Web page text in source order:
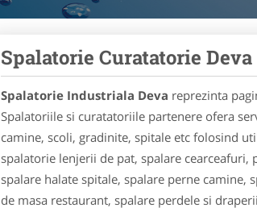
Spalatorie Curatatorie Deva
Spalatorie Industriala Deva reprezinta
Spalatoriile si curatatoriile partenere ofera
camine, scoli, gradinite, spitale etc folosind
spalatorie lenjerii de pat, spalare
spalare halate spitale, spalare perne camine,
de masa restaurant, spalare perdele si